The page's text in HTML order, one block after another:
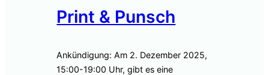
Print & Punsch
Ankündigung: Am 2. Dezember 2025,
15:00-19:00 Uhr, gibt es eine